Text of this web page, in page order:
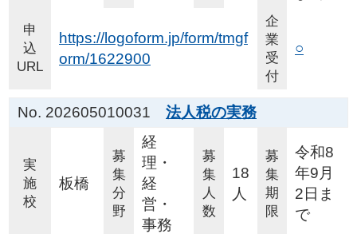
申
込
URL
https://logoform.jp/form/tmgf
orm/1622900
企
業
受
付
○
No. 202605010031 法人税の実務
実
施
校
板橋
募
集
分
野
経
理・
経
営・
事務
募
集
人
数
18
人
募
集
期
限
令和8
年9月
2日ま
で